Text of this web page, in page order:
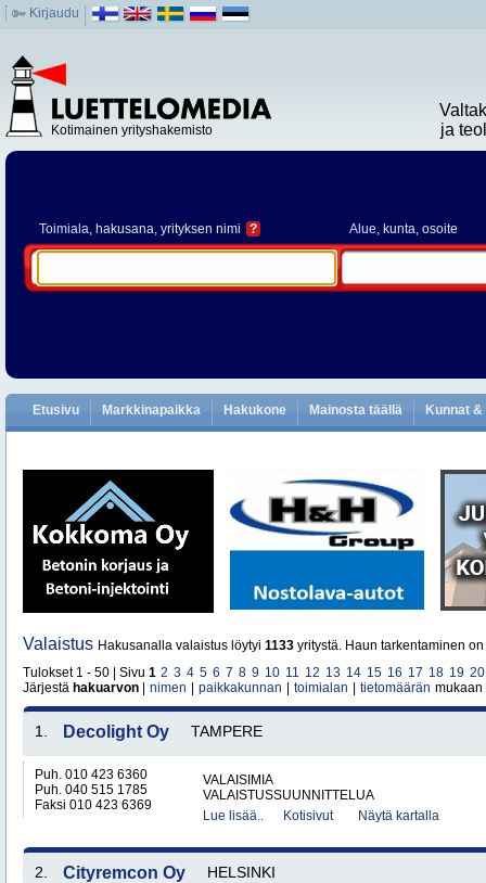
Kirjaudu
Kotimainen yrityshakemisto
ja
Toimiala, hakusana, yrityksen nimi ? Alue, kunta, osoite
Etusivu Markkinapaikka Hakukone Mainosta täällä Kunnat
Valaistus Hakusanalla valaistus löytyi 1133 yritystä. Haun tarkentaminen
Tulokset 1 - 50 | Sivu 1 2 3 4 5 6 7 8 9 10 11 12 13 14 15 16 17 18 19 20
Järjestä hakuarvon nimen paikkakunnan toimialan tietomäärän mukaan
1. Decolight Oy TAMPERE
Puh. 010 423 6360
Puh. 040 515 1785
Faksi 010 423 6369
VALAISIMIA
VALAISTUSSUUNNITTELUA
Lue lisää..
Kotisivut Näytä kartalla
2. Cityremcon Oy HELSINKI